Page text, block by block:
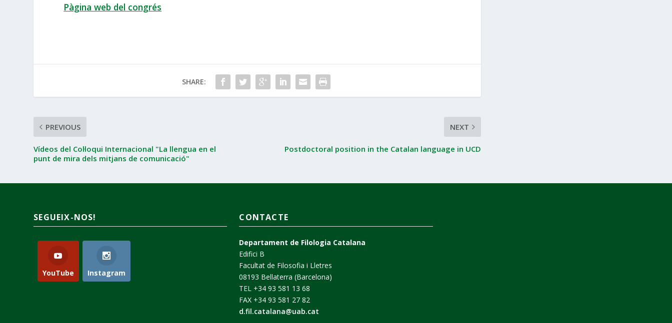
Pàgina web del congrés
SHARE:
PREVIOUS
Vídeos del Col·loqui Internacional "La llengua en el
punt de mira dels mitjans de comunicació"
NEXT
Postdoctoral position in the Catalan language in UCD
SEGUEIX-NOS!
YouTube Instagram
CONTACTE
Departament de Filologia Catalana
Edifici B
Facultat de Filosofia i Lletres
08193 Bellaterra (Barcelona)
TEL +34 93 581 13 68
FAX +34 93 581 27 82
d.fil.catalana@uab.cat